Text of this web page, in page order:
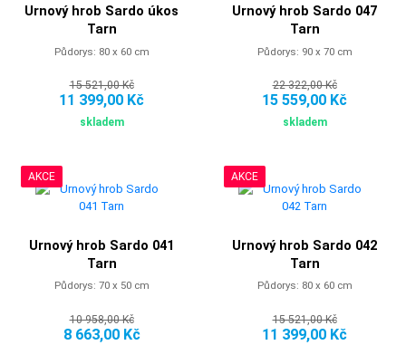
Urnový hrob Sardo úkos
Tarn
Půdorys: 80 x 60 cm
15 521,00 Kč
11 399,00 Kč
skladem
Urnový hrob Sardo 047
Tarn
Půdorys: 90 x 70 cm
22 322,00 Kč
15 559,00 Kč
skladem
AKCE
Urnový hrob Sardo 041
Tarn
Půdorys: 70 x 50 cm
10 958,00 Kč
8 663,00 Kč
AKCE
Urnový hrob Sardo 042
Tarn
Půdorys: 80 x 60 cm
15 521,00 Kč
11 399,00 Kč